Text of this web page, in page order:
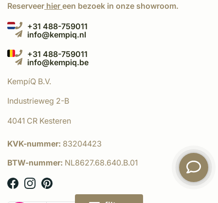
Reserveer hier een bezoek in onze showroom.
+31 488-759011
info@kempiq.nl
+31 488-759011
info@kempiq.be
KempíQ B.V.
Industrieweg 2-B
4041 CR Kesteren
KVK-nummer: 83204423
BTW-nummer: NL8627.68.640.B.01